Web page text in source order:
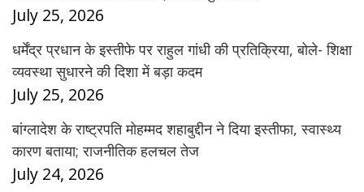
July 25, 2026
धर्मेंद्र प्रधान के इस्तीफे पर राहुल गांधी की प्रतिक्रिया, बोले- शिक्षा
व्यवस्था सुधारने की दिशा में बड़ा कदम
July 25, 2026
बांग्लादेश के राष्ट्रपति मोहम्मद शहाबुद्दीन ने दिया इस्तीफा, स्वास्थ्य
कारण बताया; राजनीतिक हलचल तेज
July 24, 2026